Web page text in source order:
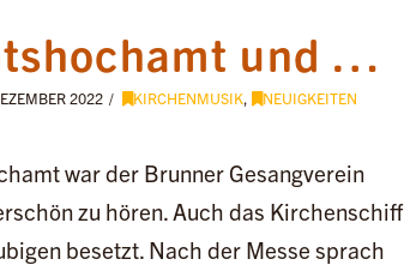
und …
2022 KIRCHENMUSIK, NEUIGKEITEN
war der Brunner Gesangverein
zu hören. Auch das Kirchenschiff
besetzt. Nach der Messe sprach